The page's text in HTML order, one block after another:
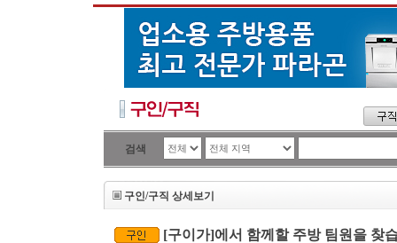
검색
구인/구직 상세보기
[구이가]에서 함께할 주방 팀원을 찾